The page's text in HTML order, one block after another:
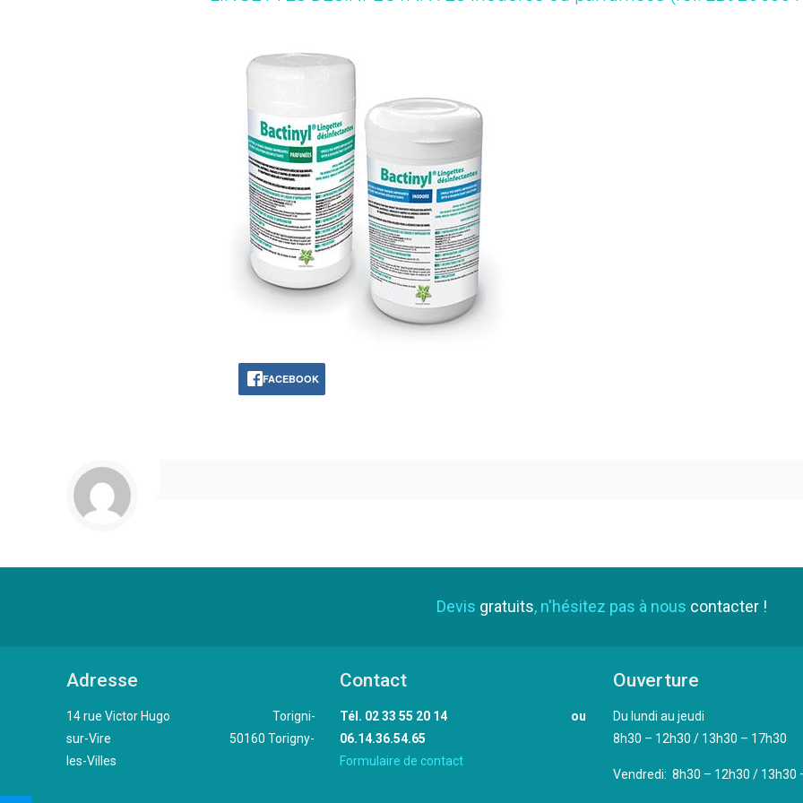
FACEBOOK
Devis gratuits, n'hésitez pas à nous contacter !
Adresse
14 rue Victor Hugo Torigni-
sur-Vire 50160 Torigny-
les-Villes
Contact
Tél. 02 33 55 20 14 ou
06.14.36.54.65
Formulaire de contact
Ouverture
Du lundi au jeudi
8h30 – 12h30 / 13h30 – 17h30
Vendredi: 8h30 – 12h30 / 13h30